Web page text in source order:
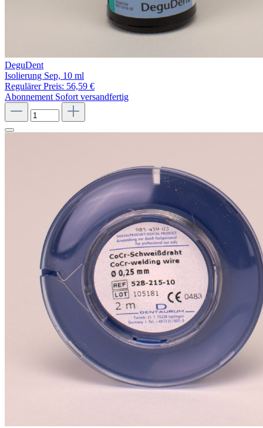
DeguDent
Isolierung Sep, 10 ml
Regulärer Preis: 56,59 €
Abonnement Sofort versandfertig